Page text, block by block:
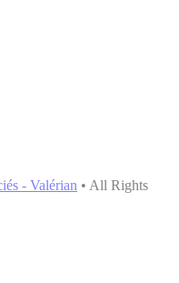
- Valérian • All Rights